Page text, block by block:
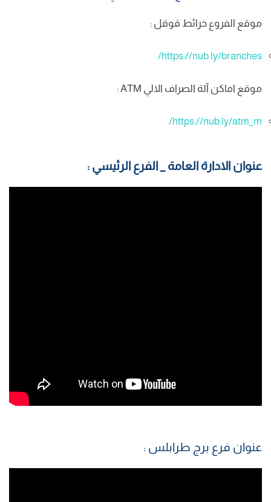
موقع الفروع خرائط قوقل :
https://nub.ly/branches/
موقع اماكن آلة الصراف الالي ATM :
https://nub.ly/atm_m/
عنوان الادارة العامة _ الفرع الرئيسي :
عنوان فرع برج طرابلس :